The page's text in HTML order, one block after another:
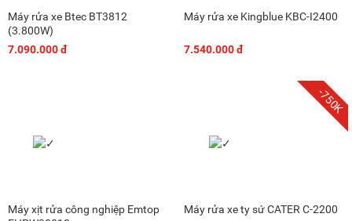
Máy rửa xe Btec BT3812
(3.800W)
7.090.000 đ
Máy rửa xe Kingblue KBC-I2400
7.540.000 đ
Máy xịt rửa công nghiệp Emtop
-750K
Máy rửa xe ty sứ CATER C-2200